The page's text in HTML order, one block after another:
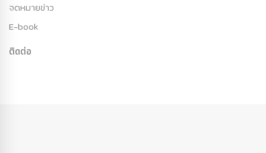
จดหมายข่าว
E-book
ติดต่อ